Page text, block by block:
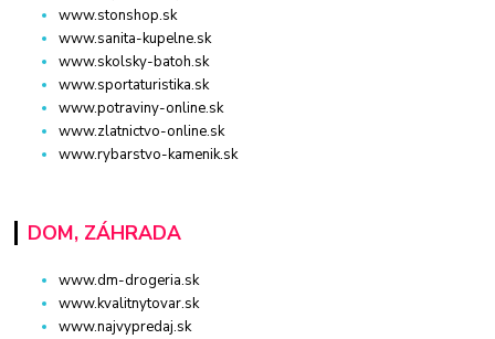
www.stonshop.sk
www.sanita-kupelne.sk
www.skolsky-batoh.sk
www.sportaturistika.sk
www.potraviny-online.sk
www.zlatnictvo-online.sk
www.rybarstvo-kamenik.sk
DOM, ZÁHRADA
www.dm-drogeria.sk
www.kvalitnytovar.sk
www.najvypredaj.sk